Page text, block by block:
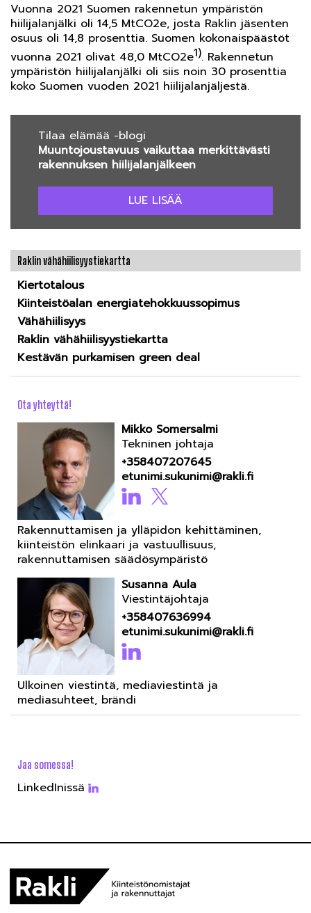
Vuonna 2021 Suomen rakennetun ympäristön
hiilijalanjälki oli 14,5 MtCO2e, josta Raklin jäsenten
osuus oli 14,8 prosenttia. Suomen kokonaispäästöt
vuonna 2021 olivat 48,0 MtCO2e1). Rakennetun
ympäristön hiilijalanjälki oli siis noin 30 prosenttia
koko Suomen vuoden 2021 hiilijalanjäljestä.
Tilaa elämää -blogi
Muuntojoustavuus vaikuttaa merkittävästi
rakennuksen hiilijalanjälkeen
LUE LISÄÄ
Raklin vähähiilisyystiekartta
Kiertotalous
Kiinteistöalan energiatehokkuussopimus
Vähähiilisyys
Raklin vähähiilisyystiekartta
Kestävän purkamisen green deal
Ota yhteyttä!
Mikko Somersalmi
Tekninen johtaja
+358407207645
etunimi.sukunimi@rakli.fi
Rakennuttamisen ja ylläpidon kehittäminen,
kiinteistön elinkaari ja vastuullisuus,
rakennuttamisen säädösympäristö
Susanna Aula
Viestintäjohtaja
+358407636994
etunimi.sukunimi@rakli.fi
Ulkoinen viestintä, mediaviestintä ja
mediasuhteet, brändi
Jaa somessa!
LinkedInissä